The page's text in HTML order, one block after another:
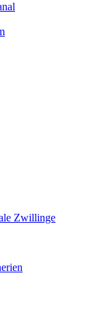
Zwillinge